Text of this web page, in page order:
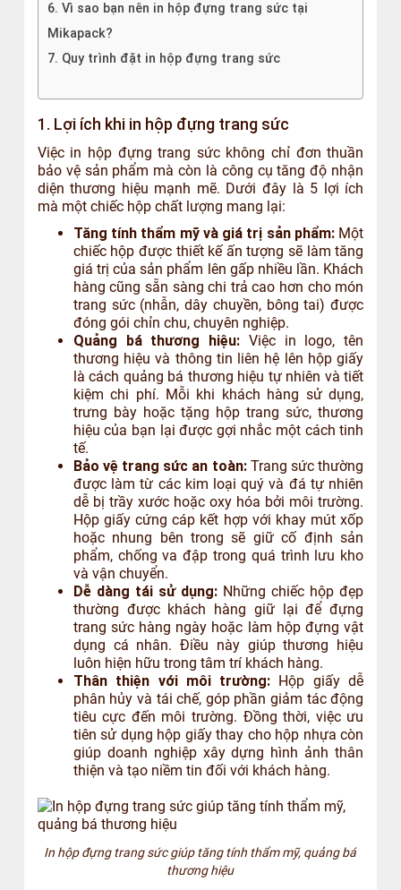
6. Vì sao bạn nên in hộp đựng trang sức tại
Mikapack?
7. Quy trình đặt in hộp đựng trang sức
1. Lợi ích khi in hộp đựng trang sức
Việc in hộp đựng trang sức không chỉ đơn thuần
bảo vệ sản phẩm mà còn là công cụ tăng độ nhận
diện thương hiệu mạnh mẽ. Dưới đây là 5 lợi ích
mà một chiếc hộp chất lượng mang lại:
Tăng tính thẩm mỹ và giá trị sản phẩm: Một
chiếc hộp được thiết kế ấn tượng sẽ làm tăng
giá trị của sản phẩm lên gấp nhiều lần. Khách
hàng cũng sẵn sàng chi trả cao hơn cho món
trang sức (nhẫn, dây chuyền, bông tai) được
đóng gói chỉn chu, chuyên nghiệp.
Quảng bá thương hiệu: Việc in logo, tên
thương hiệu và thông tin liên hệ lên hộp giấy
là cách quảng bá thương hiệu tự nhiên và tiết
kiệm chi phí. Mỗi khi khách hàng sử dụng,
trưng bày hoặc tặng hộp trang sức, thương
hiệu của bạn lại được gợi nhắc một cách tinh
tế.
Bảo vệ trang sức an toàn:Trang sức thường
được làm từ các kim loại quý và đá tự nhiên
dễ bị trầy xước hoặc oxy hóa bởi môi trường.
Hộp giấy cứng cáp kết hợp với khay mút xốp
hoặc nhung bên trong sẽ giữ cố định sản
phẩm, chống va đập trong quá trình lưu kho
và vận chuyển.
Dễ dàng tái sử dụng: Những chiếc hộp đẹp
thường được khách hàng giữ lại để đựng
trang sức hàng ngày hoặc làm hộp đựng vật
dụng cá nhân. Điều này giúp thương hiệu
luôn hiện hữu trong tâm trí khách hàng.
Thân thiện với môi trường: Hộp giấy dễ
phân hủy và tái chế, góp phần giảm tác động
tiêu cực đến môi trường. Đồng thời, việc ưu
tiên sử dụng hộp giấy thay cho hộp nhựa còn
giúp doanh nghiệp xây dựng hình ảnh thân
thiện và tạo niềm tin đối với khách hàng.
In hộp đựng trang sức giúp tăng tính thẩm mỹ, quảng bá
thương hiệu